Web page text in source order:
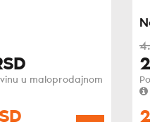
u maloprodajnom